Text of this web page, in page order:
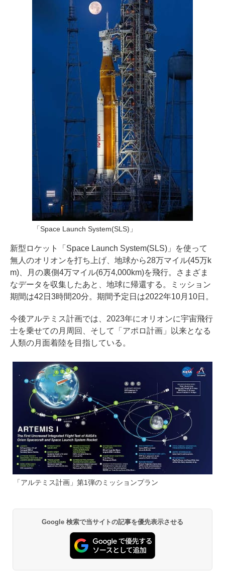
「Space Launch System(SLS)」
新型ロケット「Space Launch System(SLS)」を使って
無人のオリオンを打ち上げ、地球から28万マイル(45万k
m)、月の裏側4万マイル(6万4,000km)を飛行。さまざま
なデータを収集したあと、地球に帰還する。ミッション
期間は42日3時間20分。期間予定日は2022年10月10日。
今後アルテミス計画では、2023年にオリオンに宇宙飛行
士を乗せての月周回、そして「アポロ計画」以来となる
人類の月面着陸を目指している。
「アルテミス計画」第1弾のミッションプラン
Google 検索で当サイトの記事を優先表示させる